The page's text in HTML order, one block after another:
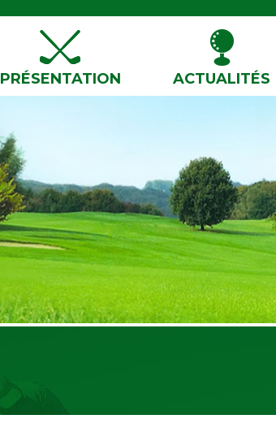
PRÉSENTATION ACTUALITÉS